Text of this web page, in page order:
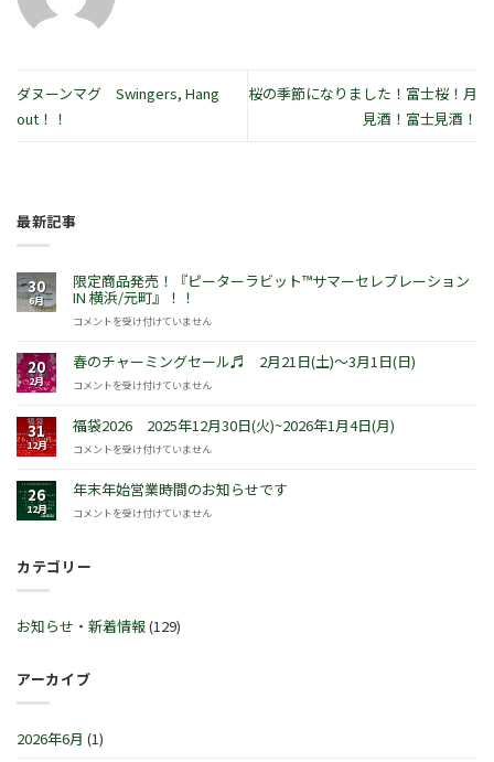
ダヌーンマグ Swingers, Hang
out！！
桜の季節になりました！富士桜！月
見酒！富士見酒！
最新記事
30
6月
限定商品発売！『ピーターラビット™サマーセレブレーション
IN 横浜/元町』！！
限
商
品
発
『ピ
ラ
ビ
™
ブ
レ
ョ
コメントを受け付けていません
20
2月
春のチャーミングセール♬ 2月21日(土)～3月1日(日)
春
チ
ャ
ー
ン
ル
21
～
1
コメントを受け付けていません
31
12月
福袋2026 2025年12月30日(火)~2026年1月4日(月)
福
2026
2025
年
30
年
4
コメントを受け付けていません
26
12月
年末年始営業時間のお知らせです
年
始
お
知
で
コメントを受け付けていません
カテゴリー
お知らせ・新着情報(129)
アーカイブ
2026年6月 (1)